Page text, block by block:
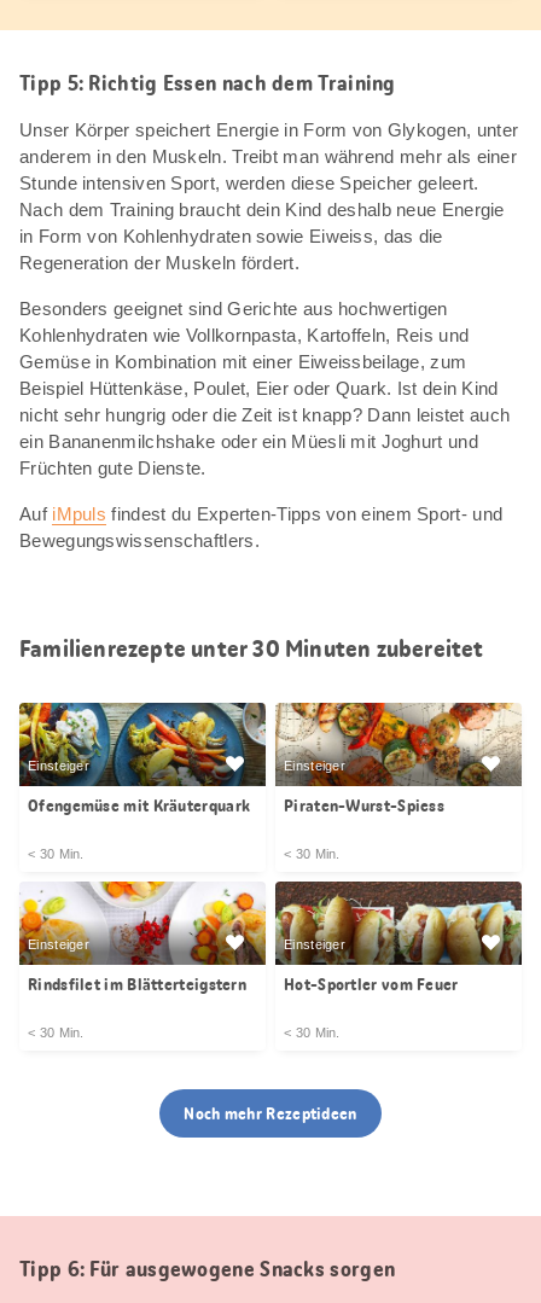
Tipp 5: Richtig Essen nach dem Training
Unser Körper speichert Energie in Form von Glykogen, unter
anderem in den Muskeln. Treibt man während mehr als einer
Stunde intensiven Sport, werden diese Speicher geleert.
Nach dem Training braucht dein Kind deshalb neue Energie
in Form von Kohlenhydraten sowie Eiweiss, das die
Regeneration der Muskeln fördert.
Besonders geeignet sind Gerichte aus hochwertigen
Kohlenhydraten wie Vollkornpasta, Kartoffeln, Reis und
Gemüse in Kombination mit einer Eiweissbeilage, zum
Beispiel Hüttenkäse, Poulet, Eier oder Quark. Ist dein Kind
nicht sehr hungrig oder die Zeit ist knapp? Dann leistet auch
ein Bananenmilchshake oder ein Müesli mit Joghurt und
Früchten gute Dienste.
Auf iMpuls findest du Experten-Tipps von einem Sport- und
Bewegungswissenschaftlers.
Familienrezepte unter 30 Minuten zubereitet
Einsteiger
Ofengemüse mit Kräuterquark
< 30 Min.
Einsteiger
Piraten-Wurst-Spiess
< 30 Min.
Einsteiger
Rindsfilet im Blätterteigstern
< 30 Min.
Einsteiger
Hot-Sportler vom Feuer
< 30 Min.
Noch mehr Rezeptideen
Tipp 6: Für ausgewogene Snacks sorgen